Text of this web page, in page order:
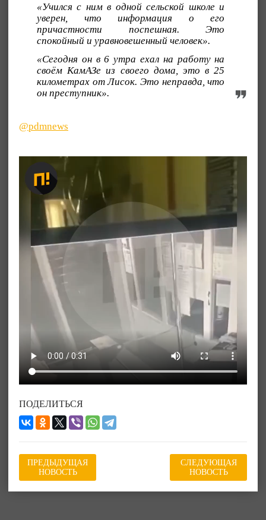
«Учился с ним в одной сельской школе и
уверен, что информация о его
причастности поспешная. Это
спокойный и уравновешенный человек».
«Сегодня он в 6 утра ехал на работу на
своём КамАЗе из своего дома, это в 25
километрах от Лисок. Это неправда, что
он преступник».
@pdmnews
ПОДЕЛИТЬСЯ
ПРЕДЫДУЩАЯ
НОВОСТЬ
СЛЕДУЮЩАЯ
НОВОСТЬ